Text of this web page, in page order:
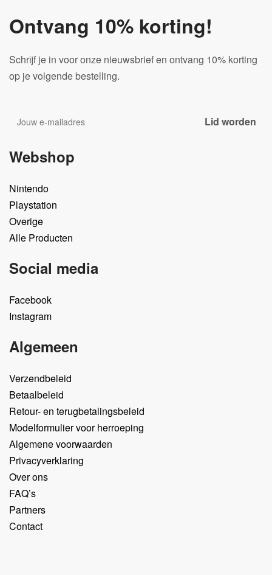
Ontvang 10% korting!
Schrijf je in voor onze nieuwsbrief en ontvang 10% korting
op je volgende bestelling.
Webshop
Nintendo
Playstation
Overige
Alle Producten
Social media
Facebook
Instagram
Algemeen
Verzendbeleid
Betaalbeleid
Retour- en terugbetalingsbeleid
Modelformulier voor herroeping
Algemene voorwaarden
Privacyverklaring
Over ons
FAQ’s
Partners
Contact